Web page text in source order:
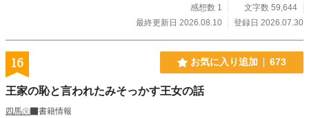
感想数 1
文字数 59,644
最終更新日 2026.08.10
登録日 2026.07.30
16 お気に入り追加 673
王家の恥と言われたみそっかす王女の話
四馬㋟
書籍情報